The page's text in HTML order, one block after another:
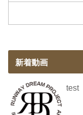
新着動画
test